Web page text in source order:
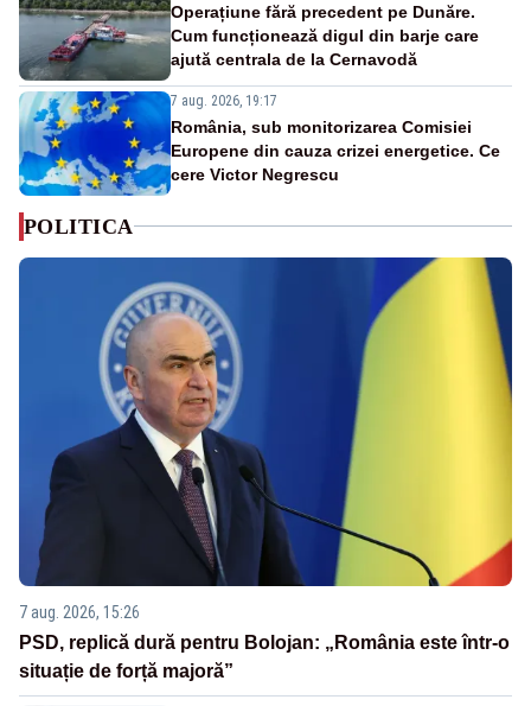
Operațiune fără precedent pe Dunăre.
Cum funcționează digul din barje care
ajută centrala de la Cernavodă
7 aug. 2026, 19:17
România, sub monitorizarea Comisiei
Europene din cauza crizei energetice. Ce
cere Victor Negrescu
POLITICA
7 aug. 2026, 15:26
PSD, replică dură pentru Bolojan: „România este într-o
situație de forță majoră”